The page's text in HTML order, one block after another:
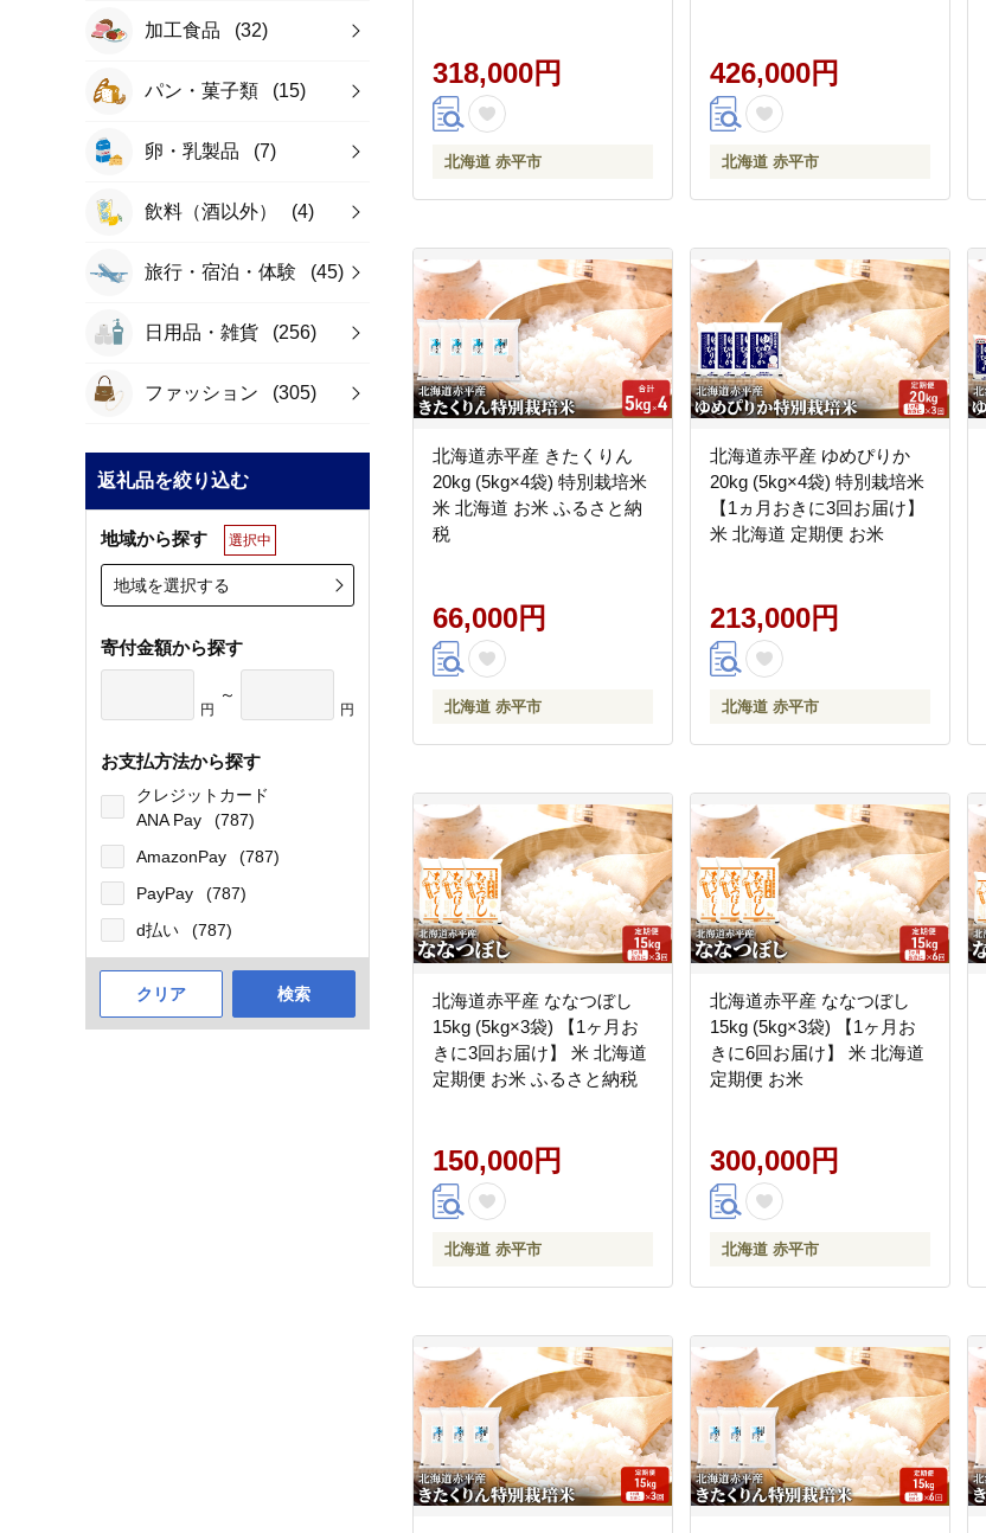
加工食品 (32)
パン・菓子類 (15)
卵・乳製品 (7)
飲料（酒以外） (4)
旅行・宿泊・体験 (45)
日用品・雑貨 (256)
ファッション (305)
返礼品を絞り込む
地域から探す 選択中
地域を選択する
寄付金額から探す
円
～
円
お支払方法から探す
クレジットカード
ANA Pay
(787)
AmazonPay
(787)
PayPay
(787)
d払い
(787)
クリア 検索
318,000円
北海道 赤平市
426,000円
北海道 赤平市
北海道赤平産 きたくりん
20kg (5kg×4袋) 特別栽培米
米 北海道 お米 ふるさと納
税
66,000円
北海道 赤平市
北海道赤平産 ゆめぴりか
20kg (5kg×4袋) 特別栽培米
【1ヵ月おきに3回お届け】
米 北海道 定期便 お米
213,000円
北海道 赤平市
北海道赤平産 ななつぼし
15kg (5kg×3袋) 【1ヶ月お
きに3回お届け】 米 北海道
定期便 お米 ふるさと納税
150,000円
北海道 赤平市
北海道赤平産 ななつぼし
15kg (5kg×3袋) 【1ヶ月お
きに6回お届け】 米 北海道
定期便 お米
300,000円
北海道 赤平市